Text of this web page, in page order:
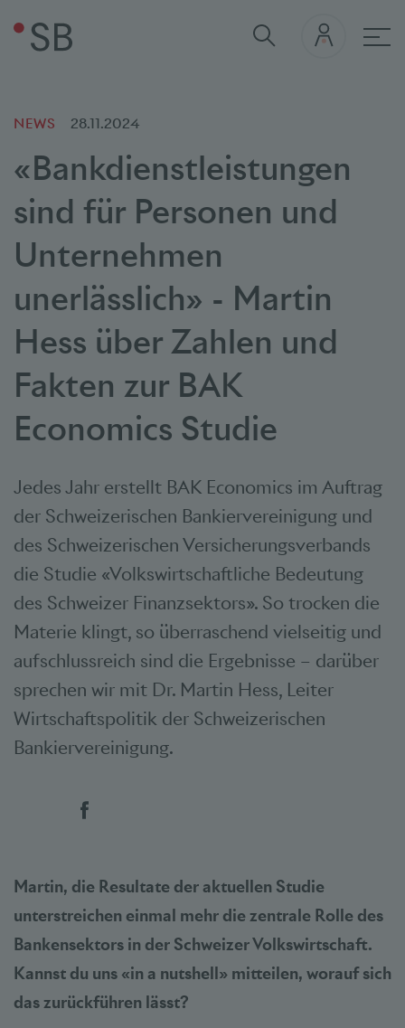
NEWS 28.11.2024
«Bankdienstleistungen
sind für Personen und
Unternehmen
unerlässlich» - Martin
Hess über Zahlen und
Fakten zur BAK
Economics Studie
Jedes Jahr erstellt BAK Economics im Auftrag
der Schweizerischen Bankiervereinigung und
des Schweizerischen Versicherungsverbands
die Studie «Volkswirtschaftliche Bedeutung
des Schweizer Finanzsektors». So trocken die
Materie klingt, so überraschend vielseitig und
aufschlussreich sind die Ergebnisse – darüber
sprechen wir mit Dr. Martin Hess, Leiter
Wirtschaftspolitik der Schweizerischen
Bankiervereinigung.
Social Bookmarks
Martin, die Resultate der aktuellen Studie
unterstreichen einmal mehr die zentrale Rolle des
Bankensektors in der Schweizer Volkswirtschaft.
Kannst du uns «in a nutshell» mitteilen, worauf sich
das zurückführen lässt?